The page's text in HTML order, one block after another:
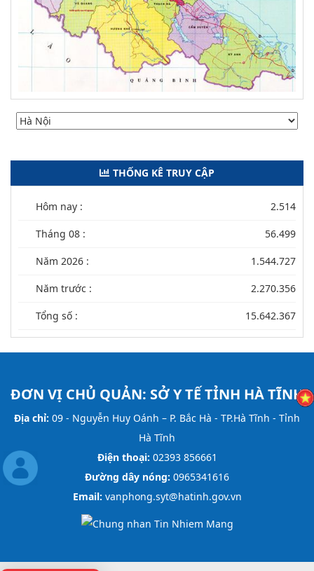
THỐNG KÊ TRUY CẬP
Hôm nay : 2.514
Tháng 08 : 56.499
Năm 2026 : 1.544.727
Năm trước : 2.270.356
Tổng số : 15.642.367
ĐƠN VỊ CHỦ QUẢN: SỞ Y TẾ TỈNH HÀ TĨNH
Địa chỉ: 09 - Nguyễn Huy Oánh – P. Bắc Hà - TP.Hà Tĩnh - Tỉnh
Hà Tĩnh
Điện thoại: 02393 856661
Đường dây nóng: 0965341616
Email: vanphong.syt@hatinh.gov.vn